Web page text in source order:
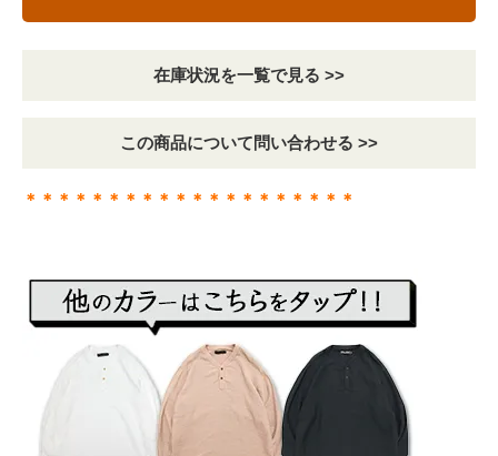
在庫状況を一覧で見る >>
この商品について問い合わせる >>
＊＊＊＊＊＊＊＊＊＊＊＊＊＊＊＊＊＊＊＊